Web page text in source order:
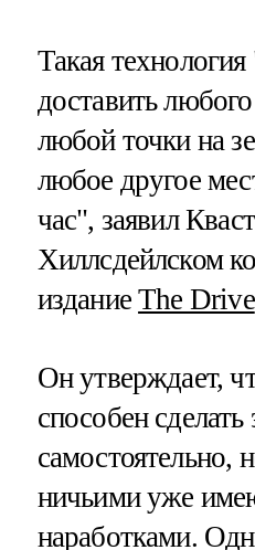
Такая
доставить
любой точки на
любое другое
час", заявил
Хиллсдейлском
изданиеThe Drive
Он утверждает,
способен сделать
самостоятельно,
ничьими уже
наработками.